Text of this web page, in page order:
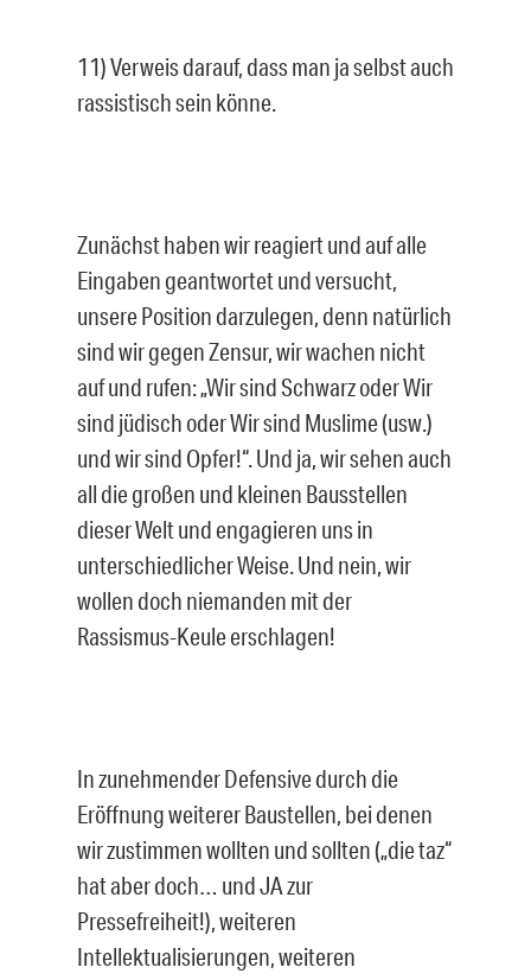
11) Verweis darauf, dass man ja selbst auch
rassistisch sein könne.
Zunächst haben wir reagiert und auf alle
Eingaben geantwortet und versucht,
unsere Position darzulegen, denn natürlich
sind wir gegen Zensur, wir wachen nicht
auf und rufen: „Wir sind Schwarz oder Wir
sind jüdisch oder Wir sind Muslime (usw.)
und wir sind Opfer!“. Und ja, wir sehen auch
all die großen und kleinen Bausstellen
dieser Welt und engagieren uns in
unterschiedlicher Weise. Und nein, wir
wollen doch niemanden mit der
Rassismus-Keule erschlagen!
In zunehmender Defensive durch die
Eröffnung weiterer Baustellen, bei denen
wir zustimmen wollten und sollten („die taz“
hat aber doch… und JA zur
Pressefreiheit!), weiteren
Intellektualisierungen, weiteren